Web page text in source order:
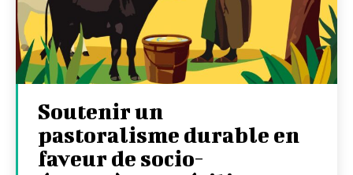
Soutenir un
pastoralisme durable en
faveur de socio-